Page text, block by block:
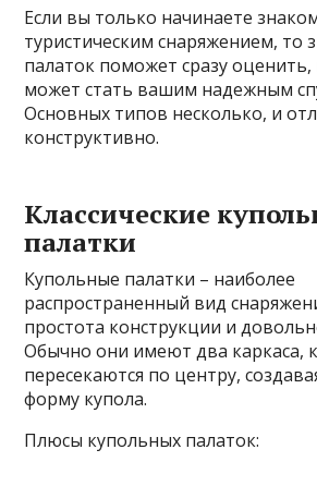
Если вы только начинаете
туристическим снаряжением, то
палаток поможет сразу оценить,
может стать вашим надежным
Основных типов несколько, и
конструктивно.
Классические
палатки
Купольные палатки – наиболее
распространенный вид
простота конструкции и
Обычно они имеют два каркаса,
пересекаются по центру,
форму купола.
Плюсы купольных палаток: